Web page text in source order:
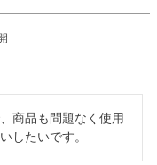
商品も問題なく使用
したいです。